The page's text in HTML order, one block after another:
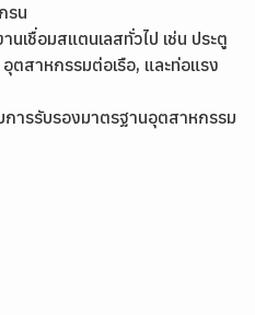
รน
นเชื่อมสแตนเลสทั่วไป เช่น ประตู
ตสาหกรรมต่อเรือ, และท่อแรง
ารรับรองมาตรฐานอุตสาหกรรม